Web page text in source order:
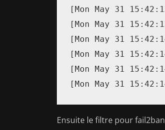
[Mon May 31
[Mon May 31
[Mon May 31
[Mon May 31
[Mon May 31
[Mon May 31
Ensuite le filtre pour